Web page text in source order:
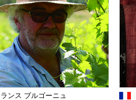
ンス ブルゴーニュ